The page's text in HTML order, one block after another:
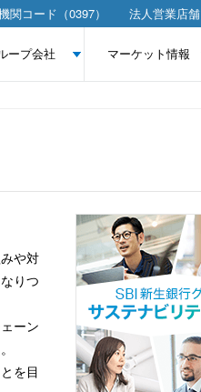
関コード（0397） 法人営業店舗
ープ会社 マーケット情報
や対
りつ
ーン
を目